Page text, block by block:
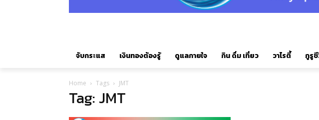
จับกระแส เงินทองต้องรู้ ดูแลกายใจ กิน ดื่ม เที่ยว วาไรตี้ กูรู
Home Tags JMT
Tag: JMT